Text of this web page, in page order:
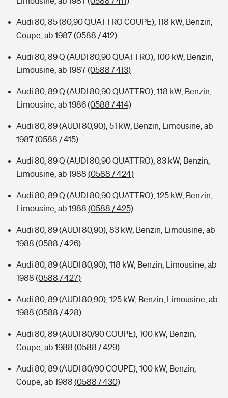
Audi 80, 85 (80,90 QUATTRO COUPE), 118 kW, Benzin,
Coupe, ab 1987(0588 / 412)
Audi 80, 89 Q (AUDI 80,90 QUATTRO), 100 kW, Benzin,
Limousine, ab 1987(0588 / 413)
Audi 80, 89 Q (AUDI 80,90 QUATTRO), 118 kW, Benzin,
Limousine, ab 1986(0588 / 414)
Audi 80, 89 (AUDI 80,90), 51 kW, Benzin, Limousine, ab
1987(0588 / 415)
Audi 80, 89 Q (AUDI 80,90 QUATTRO), 83 kW, Benzin,
Limousine, ab 1988 (0588 / 424)
Audi 80, 89 Q (AUDI 80,90 QUATTRO), 125 kW, Benzin,
Limousine, ab 1988 (0588 / 425)
Audi 80, 89 (AUDI 80,90), 83 kW, Benzin, Limousine, ab
1988 (0588 / 426)
Audi 80, 89 (AUDI 80,90), 118 kW, Benzin, Limousine, ab
1988 (0588 / 427)
Audi 80, 89 (AUDI 80,90), 125 kW, Benzin, Limousine, ab
1988 (0588 / 428)
Audi 80, 89 (AUDI 80/90 COUPE), 100 kW, Benzin,
Coupe, ab 1988 (0588 / 429)
Audi 80, 89 (AUDI 80/90 COUPE), 100 kW, Benzin,
Coupe, ab 1988 (0588 / 430)